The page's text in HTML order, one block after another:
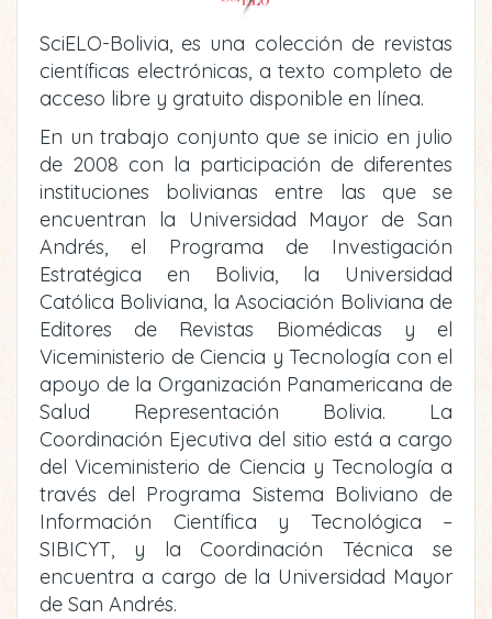
SciELO-Bolivia, es una colección de revistas
científicas electrónicas, a texto completo de
acceso libre y gratuito disponible en línea.
En un trabajo conjunto que se inicio en julio
de 2008 con la participación de diferentes
instituciones bolivianas entre las que se
encuentran la Universidad Mayor de San
Andrés, el Programa de Investigación
Estratégica en Bolivia, la Universidad
Católica Boliviana, la Asociación Boliviana de
Editores de Revistas Biomédicas y el
Viceministerio de Ciencia y Tecnología con el
apoyo de la Organización Panamericana de
Salud Representación Bolivia. La
Coordinación Ejecutiva del sitio está a cargo
del Viceministerio de Ciencia y Tecnología a
través del Programa Sistema Boliviano de
Información Científica y Tecnológica –
SIBICYT, y la Coordinación Técnica se
encuentra a cargo de la Universidad Mayor
de San Andrés.